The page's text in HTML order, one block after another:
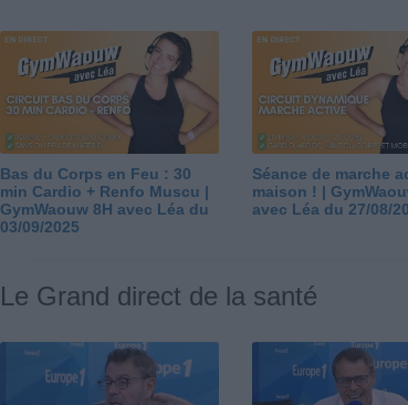
Bas du Corps en Feu : 30
min Cardio + Renfo Muscu |
GymWaouw 8H avec Léa du
03/09/2025
Séance de marche
maison ! |
avec Léa du 27/08/
Le Grand direct de la santé